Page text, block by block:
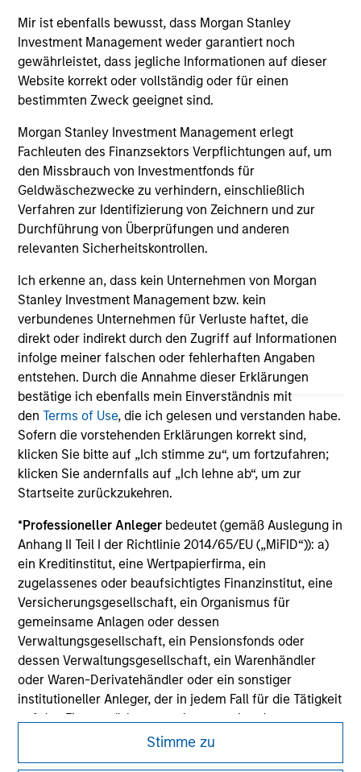
Mir ist ebenfalls bewusst, dass Morgan Stanley
Investment Management weder garantiert noch
gewährleistet, dass jegliche Informationen auf dieser
Website korrekt oder vollständig oder für einen
bestimmten Zweck geeignet sind.
Morgan Stanley Investment Management erlegt
Fachleuten des Finanzsektors Verpflichtungen auf, um
den Missbrauch von Investmentfonds für
Geldwäschezwecke zu verhindern, einschließlich
Verfahren zur Identifizierung von Zeichnern und zur
Durchführung von Überprüfungen und anderen
relevanten Sicherheitskontrollen.
Ich erkenne an, dass kein Unternehmen von Morgan
Stanley Investment Management bzw. kein
verbundenes Unternehmen für Verluste haftet, die
direkt oder indirekt durch den Zugriff auf Informationen
infolge meiner falschen oder fehlerhaften Angaben
entstehen. Durch die Annahme dieser Erklärungen
bestätige ich ebenfalls mein Einverständnis mit
denTerms of Use, die ich gelesen und verstanden habe.
Sofern die vorstehenden Erklärungen korrekt sind,
klicken Sie bitte auf „Ich stimme zu“, um fortzufahren;
klicken Sie andernfalls auf „Ich lehne ab“, um zur
Startseite zurückzukehren.
*Professioneller Anleger bedeutet (gemäß Auslegung in
Anhang II Teil I der Richtlinie 2014/65/EU („MiFID“)): a)
ein Kreditinstitut, eine Wertpapierfirma, ein
zugelassenes oder beaufsichtigtes Finanzinstitut, eine
Versicherungsgesellschaft, ein Organismus für
gemeinsame Anlagen oder dessen
Verwaltungsgesellschaft, ein Pensionsfonds oder
dessen Verwaltungsgesellschaft, ein Warenhändler
oder Waren-Derivatehändler oder ein sonstiger
institutioneller Anleger, der in jedem Fall für die Tätigkeit
auf den Finanzmärkten zugelassen sein oder
beaufsichtigt werden muss; b) ein Großunternehmen,
Stimme zu
need to understand whether the rise in energy
prices is transient or will become embedded
in broader economic activity.
View More
Portfolio Solutions Group
The Portfolio Solutions Group is a comprehensive
multi-asset business, with activity across all asset
strategies and types (traditional and alternative),
through solutions that span fully liquid (public assets),
comprehensive (public and private assets) and fully
private portfolios. Offerings are delivered via a
managed portfolio or model, in discretionary or
advisory format.